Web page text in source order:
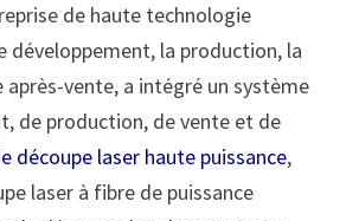
de haute technologie
développement, la production, la
après-vente, a intégré un système
de production, de vente et de
découpe laser haute puissance,
laser à fibre de puissance